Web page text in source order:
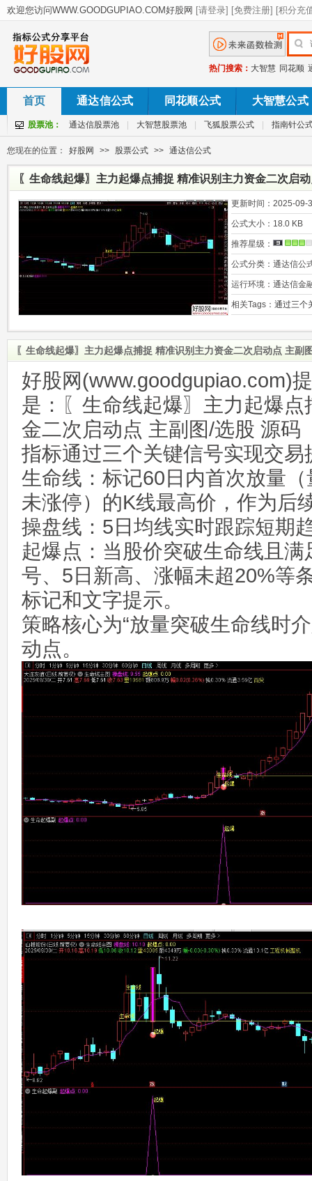
热门搜索： 大智慧 同花顺
首页 通达信公式 同花顺公式 大智慧公式
股票池： 通达信股票池 大智慧股票池 飞狐股票公式 指南针公
您现在的位置： 好股网 >> 股票公式 >> 通达信公式
〖生命线起爆〗主力起爆点捕捉 精准识别主力资金二次启
更新时间： 2025-09-
公式大小： 18.0 KB
推荐星级：
公式分类： 通达信公
运行环境： 通达信金
相关Tags： 通过三个
〖生命线起爆〗主力起爆点捕捉 精准识别主力资金二次启动点 主副
好股网(www.goodgupiao.com)
是：〖生命线起爆〗主力起爆
金二次启动点 主副图/选股 源码
指标通过三个关键信号实现交易
生命线：标记60日内首次放量
未涨停）的K线最高价，作为后
操盘线：5日均线实时跟踪短期
起爆点：当股价突破生命线且
号、5日新高、涨幅未超20%等
标记和文字提示。
策略核心为“放量突破生命线时
动点。